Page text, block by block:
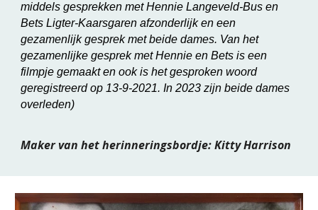
middels gesprekken met Hennie Langeveld-Bus en
Bets Ligter-Kaarsgaren afzonderlijk en een
gezamenlijk gesprek met beide dames. Van het
gezamenlijke gesprek met Hennie en Bets is een
filmpje gemaakt en ook is het gesproken woord
geregistreerd op 13-9-2021. In 2023 zijn beide dames
overleden)
Maker van het herinneringsbordje: Kitty Harrison